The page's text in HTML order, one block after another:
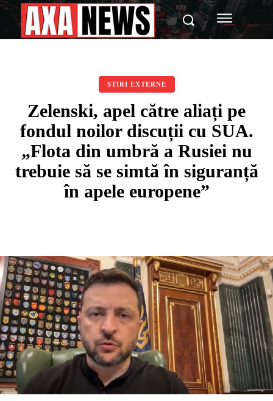
STIRI EXTERNE
Zelenski, apel către aliați pe
fondul noilor discuții cu SUA.
„Flota din umbră a Rusiei nu
trebuie să se simtă în siguranță
în apele europene”